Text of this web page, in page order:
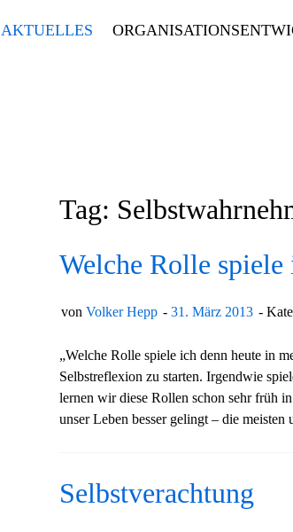
AKTUELLES
Tag:
Welche Rolle spiele
von Volker Hepp 31. März 2013
„Welche Rolle spiele ich denn heute in
Selbstreflexion zu starten. Irgendwie
lernen wir diese Rollen schon sehr früh
unser Leben besser gelingt – die
Selbstverachtung